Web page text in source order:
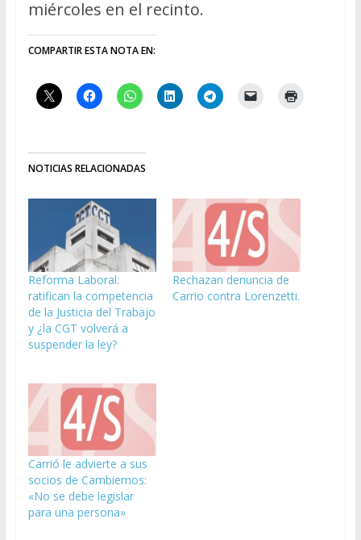
miércoles en el recinto.
COMPARTIR ESTA NOTA EN:
NOTICIAS RELACIONADAS
Reforma Laboral:
ratifican la competencia
de la Justicia del Trabajo
y ¿la CGT volverá a
suspender la ley?
Rechazan denuncia de
Carrio contra Lorenzetti.
Carrió le advierte a sus
socios de Cambiemos:
«No se debe legislar
para una persona»